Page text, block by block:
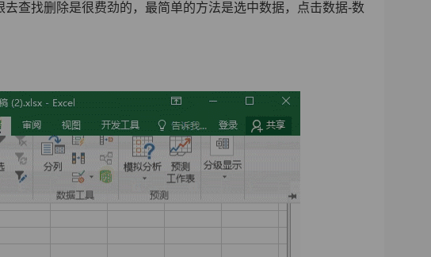
查找删除是很费劲的，最简单的方法是选中数据，点击数据-数